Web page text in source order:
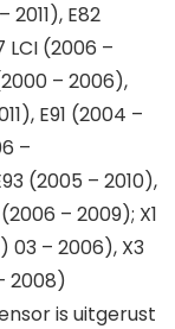
E82
LCI (2006 –
– 2006),
E91 (2004 –
–
(2005 – 2010),
– 2009); X1
03 – 2006), X3
2008)
is uitgerust